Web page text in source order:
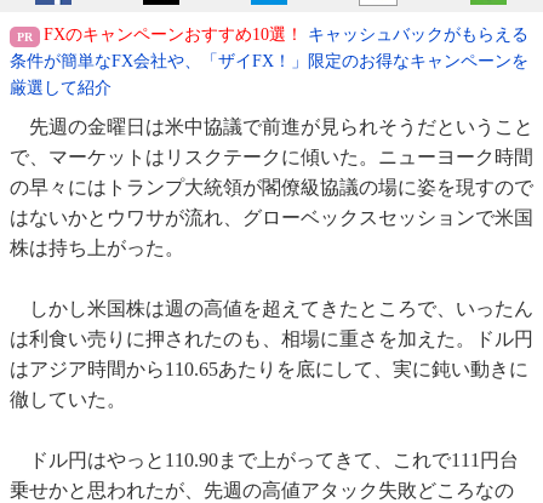
FXのキャンペーンおすすめ10選！
キャッシュバックがもらえる
条件が簡単なFX会社や、「ザイFX！」限定のお得なキャンペーンを
厳選して紹介
先週の金曜日は米中協議で前進が見られそうだということ
で、マーケットはリスクテークに傾いた。ニューヨーク時間
の早々にはトランプ大統領が閣僚級協議の場に姿を現すので
はないかとウワサが流れ、グローベックスセッションで米国
株は持ち上がった。
しかし米国株は週の高値を超えてきたところで、いったん
は利食い売りに押されたのも、相場に重さを加えた。ドル円
はアジア時間から110.65あたりを底にして、実に鈍い動きに
徹していた。
ドル円はやっと110.90まで上がってきて、これで111円台
乗せかと思われたが、先週の高値アタック失敗どころなの